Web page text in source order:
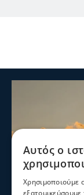
Αυτός ο
Χρησιμοποιούμε
εξατομικεύσουμε